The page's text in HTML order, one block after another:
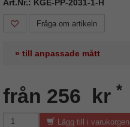
Art.Nr.: KGE-PP-2031-1-H
Fråga om artikeln
» till anpassade mått
från 256 kr *
Lägg till i varukorgen